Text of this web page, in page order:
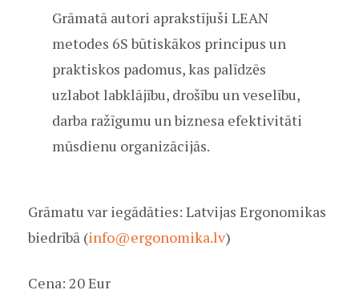
Grāmatā autori aprakstījuši LEAN
metodes 6S būtiskākos principus un
praktiskos padomus, kas palīdzēs
uzlabot labklājību, drošību un veselību,
darba ražīgumu un biznesa efektivitāti
mūsdienu organizācijās.
Grāmatu var iegādāties: Latvijas Ergonomikas
biedrībā (info@ergonomika.lv)
Cena: 20 Eur